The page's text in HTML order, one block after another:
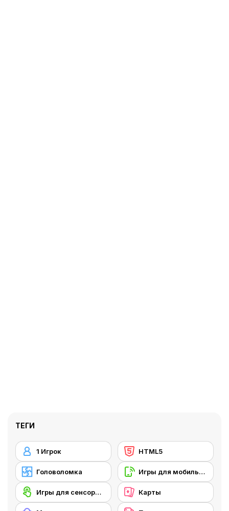
ТЕГИ
1 Игрок HTML5
Головоломка Игры для мобильных телефонов
Игры для сенсорного экрана Карты